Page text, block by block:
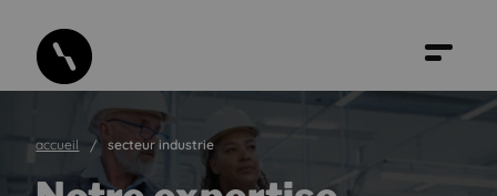
accueil secteur industrie